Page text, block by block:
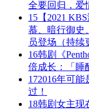
全要回归，爱
15 【2021
慕、暗行御史
员登场（持续
16韩剧《
倍成长：「睡
172016年可
过！
18韩剧女主现